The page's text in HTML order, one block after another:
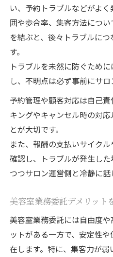
い、予約トラブルなどがよ
囲や歩合率、集客方法につ
を結ぶと、後々トラブルに
す。
トラブルを未然に防ぐため
し、不明点は必ず事前にサロ
予約管理や顧客対応は自己
キングやキャンセル時の対
とが大切です。
また、報酬の支払いサイク
確認し、トラブルが発生し
つつサロン運営側と冷静に話
美容室業務委託デメリット
美容室業務委託には自由度
ットがある一方で、安定性
在します。特に、集客力が